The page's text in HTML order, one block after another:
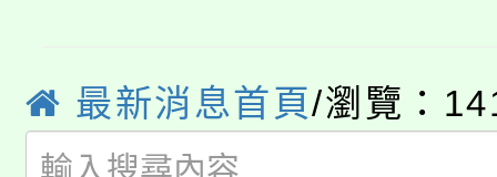
代理(課)教師甄選結果(
公告本校115學年度第
代理(課)教師甄選結果(
轉知中國文化大學推廣
最新消息首頁/瀏覽：